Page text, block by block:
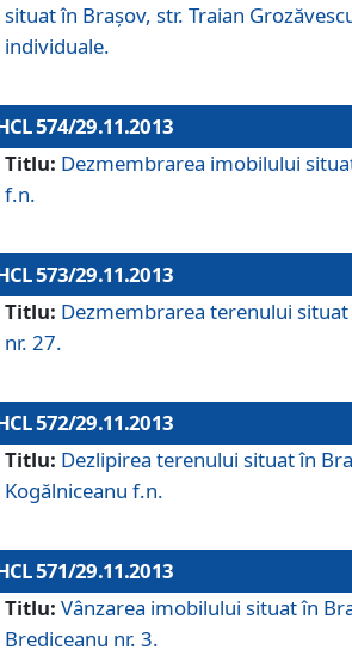
situat în Braşov, str. Traian
individuale.
574/29.11.2013
Titlu: Dezmembrarea imobilului
f.n.
573/29.11.2013
Titlu: Dezmembrarea terenului
nr. 27.
572/29.11.2013
Titlu: Dezlipirea terenului situat în
Kogălniceanu f.n.
571/29.11.2013
Titlu: Vânzarea imobilului situat în
Brediceanu nr. 3.